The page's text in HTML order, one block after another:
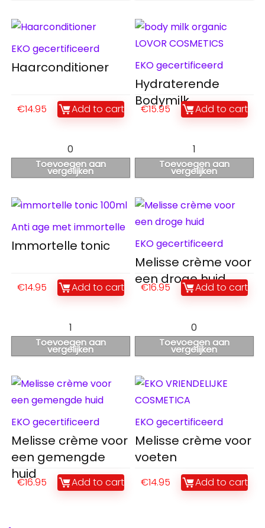
EKO gecertificeerd
Haarconditioner
€14.95 Add to cart
EKO gecertificeerd
Hydraterende
Bodymilk
€15.95 Add to cart
0
Toevoegen aan
vergelijken
Anti age met immortelle
Immortelle tonic
€14.95 Add to cart
1
Toevoegen aan
vergelijken
EKO gecertificeerd
Melisse crème voor
een droge huid
€16.95 Add to cart
1
Toevoegen aan
vergelijken
EKO gecertificeerd
Melisse crème voor
een gemengde
huid
€16.95 Add to cart
0
Toevoegen aan
vergelijken
EKO gecertificeerd
Melisse crème voor
voeten
€14.95 Add to cart